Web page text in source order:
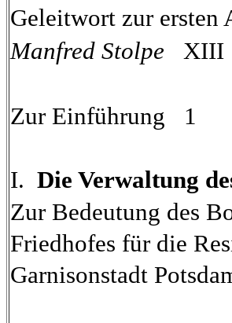
Geleitwort zur ersten
Manfred Stolpe XIII
Zur Einführung 1
I. Die Verwaltung
Zur Bedeutung des
Friedhofes für die
Garnisonstadt